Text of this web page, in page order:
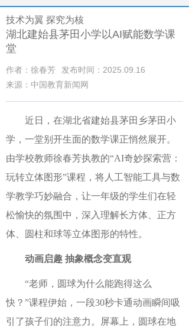
技术为翼 探究为核
湖北建始县茅田小学以AI赋能数学课
堂
作者：徐春芳
发布时间：2025.09.16
来源：中国教育新闻网
近日 ， 在湖北省建始县茅田乡茅田小
学，一堂别开生面的数学课正悄然展开。
由学校教师徐春芳执教的“AI奇妙探索营：
玩转立体图形”课程， 将 人工智能工具与数
学教学巧妙融合 ，让一年级的学生们在轻
松愉快的氛围中， 深入理解长方体、正方
体、圆柱和球等立体图形的特性。
动画启趣 抽象概念变直观
“老师， 圆球为什么能跑得这么
快？ ”课程伊始，一段30秒卡通动画瞬间吸
引了孩子们的注意力。
屏幕上，圆球在地